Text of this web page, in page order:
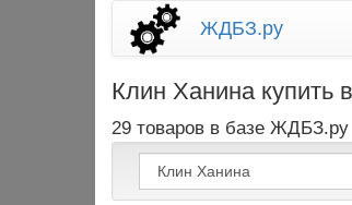
ЖДБЗ.ру
Клин Ханина купить
29 товаров в базе ЖДБЗ.ру